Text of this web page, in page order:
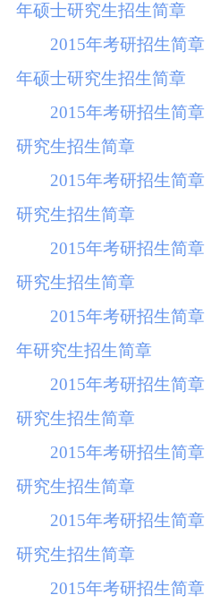
年硕士研究生招生简章
2015年考研招生简
年硕士研究生招生简章
2015年考研招生简
研究生招生简章
2015年考研招生简
研究生招生简章
2015年考研招生简
研究生招生简章
2015年考研招生简
年研究生招生简章
2015年考研招生简
研究生招生简章
2015年考研招生简
研究生招生简章
2015年考研招生简
研究生招生简章
2015年考研招生简